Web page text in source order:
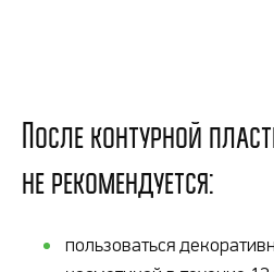
После контурной
не рекомендуется:
пользоваться